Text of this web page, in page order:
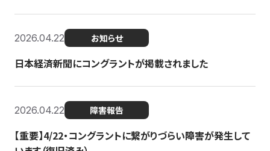
2026.04.22 お知らせ
日本経済新聞にコングラントが掲載されました
2026.04.22 障害報告
【重要】4/22・コングラントに繋がりづらい障害が発生して